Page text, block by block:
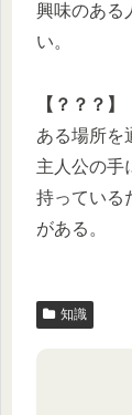
興味のある
い。
【？？？】
ある場所を
主人公の手
持っている
がある。
知識